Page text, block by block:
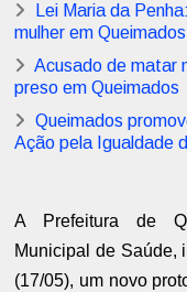
Lei Maria da
mulher em Queimados
Acusado de matar
preso em Queimados
Queimados
Ação pela Igualdade
A Prefeitura de
Municipal de Saúde,
(17/05), um novo